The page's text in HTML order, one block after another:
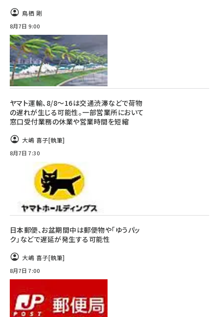
鳥栖 剛
8月7日 9:00
ヤマト運輸、8/8～16は交通渋滞などで荷物
の遅れが生じる可能性。一部営業所において
窓口受付業務の休業や営業時間を短縮
大嶋 喜子[執筆]
8月7日 7:30
日本郵便、お盆期間中は郵便物や「ゆうパッ
ク」などで遅延が発生する可能性
大嶋 喜子[執筆]
8月7日 7:00